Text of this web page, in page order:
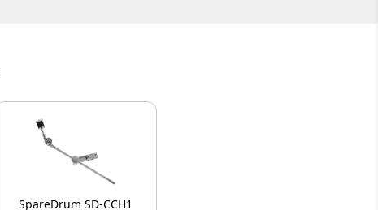
SpareDrum SD-CCH1